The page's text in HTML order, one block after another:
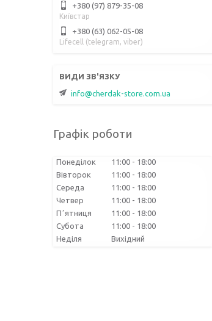
+380 (97) 879-35-08
Київстар
+380 (63) 062-05-08
Lifecell (telegram, viber)
info@cherdak-store.com.ua
Графік роботи
Понеділок 11:00
18:00
Вівторок
11:00
18:00
Середа
11:00
18:00
Четвер
11:00
18:00
Пʼятниця
11:00
18:00
Субота
11:00
18:00
Неділя
Вихідний